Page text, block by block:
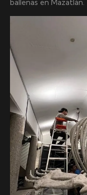
ballenas en Mazatlán.